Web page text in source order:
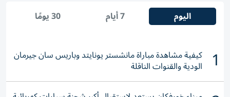
اليوم 7 أيام 30 يومًا
1 كيفية مشاهدة مباراة مانشستر يونايتد وباريس سان جيرمان
الودية والقنوات الناقلة